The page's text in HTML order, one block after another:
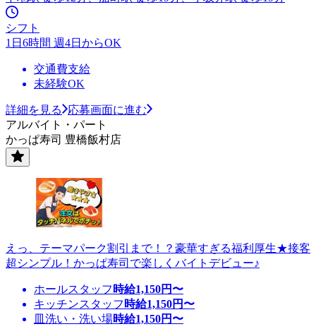
シフト
1日6時間 週4日からOK
交通費支給
未経験OK
詳細を見る
応募画面に進む
アルバイト・パート
かっぱ寿司 豊橋飯村店
えっ、テーマパーク割引まで！？豪華すぎる福利厚生★接客
超シンプル！かっぱ寿司で楽しくバイトデビュー♪
ホールスタッフ 時給1,150円〜
キッチンスタッフ 時給1,150円〜
皿洗い・洗い場時給1,150円〜